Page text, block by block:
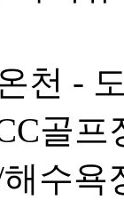
천 -
골
수